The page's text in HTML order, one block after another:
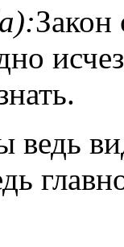
Закон
ведь